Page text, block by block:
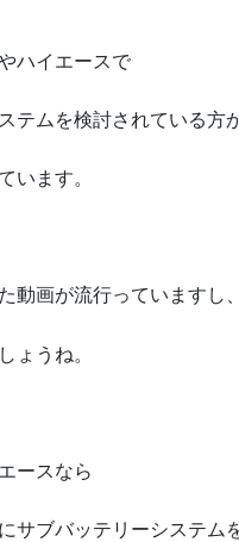
ハイエースで
テムを検討されている方
います。
動画が流行っていますし
ょうね。
ースなら
サブバッテリーシステム